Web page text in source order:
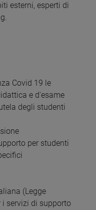
esterni, esperti di
Covid 19 le
e d'esame
degli studenti
per studenti
(Legge
i servizi di supporto